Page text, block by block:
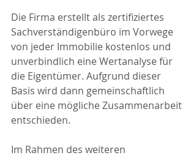
Die Firma erstellt als zertifiziertes
Sachverständigenbüro im Vorwege
von jeder Immobilie kostenlos und
unverbindlich eine Wertanalyse für
die Eigentümer. Aufgrund dieser
Basis wird dann gemeinschaftlich
über eine mögliche Zusammenarbeit
entschieden.
Im Rahmen des weiteren